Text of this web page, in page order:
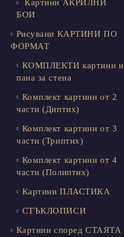
Картини АКРИЛНИ
БОИ
Рисувани КАРТИНИ ПО
ФОРМАТ
КОМПЛЕКТИ картини и
пана за стена
Комплект картини от 2
части (Диптих)
Комплект картини от 3
части (Триптих)
Комплект картини от 4
части (Полиптих)
Картини ПЛАСТИКА
СТЪКЛОПИСИ
Картини според СТАЯТА